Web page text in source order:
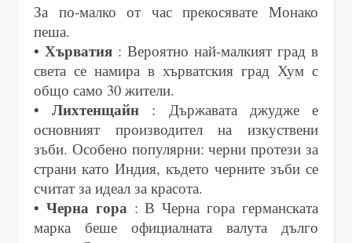
За по-малко от час прекосявате Монако
пеша.
• Хърватия : Вероятно най-малкият град в
света се намира в хърватския град Хум с
общо само 30 жители.
• Лихтенщайн : Държавата джудже е
основният производител на изкуствени
зъби. Особено популярни: черни протези за
страни като Индия, където черните зъби се
считат за идеал за красота.
• Черна гора : В Черна гора германската
марка беше официалната валута дълго